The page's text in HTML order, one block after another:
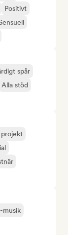
Positivt
spår
Alla stöd
musik